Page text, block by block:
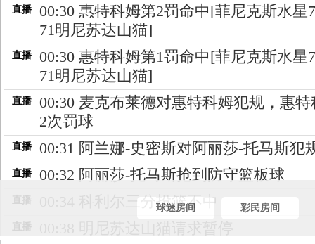
直播
00:30 惠特科姆第2罚命中[菲尼克斯水星
71明尼苏达山猫]
直播
00:30 惠特科姆第1罚命中[菲尼克斯水星
71明尼苏达山猫]
直播
00:30 麦克布莱德对惠特科姆犯规，惠特
2次罚球
直播 00:31 阿兰娜-史密斯对阿丽莎-托马斯犯
直播 00:32 阿丽莎-托马斯抢到防守篮板球
直播 00:34 科利尔三分投篮不中
直播
球迷房间 彩民房间